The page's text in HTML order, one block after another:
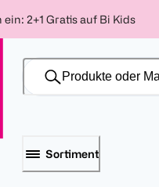
-10%
Für
150 Ös
-15%
Für
300 Ös
-20%
Für
500 Ös
2+1 Gratis auf Bi Kids
Sortiment